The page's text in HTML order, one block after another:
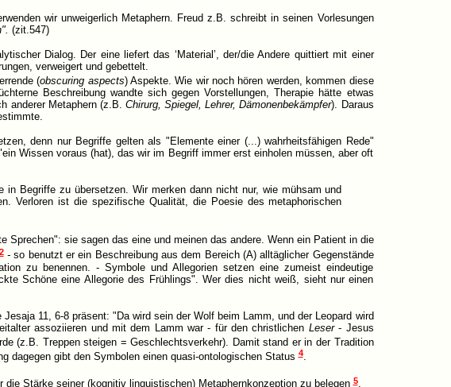
wir unweigerlich Metaphern. Freud z.B. schreibt in seinen Vorlesungen
(zit.547)
Dialog. Der eine liefert das ‘Material’, der/die Andere quittiert mit einer
verweigert und gebettelt.
(obscuring aspects) Aspekte. Wie wir noch hören werden, kommen diese
Beschreibung wandte sich gegen Vorstellungen, Therapie hätte etwas
anderer Metaphern (z.B. Chirurg, Spiegel, Lehrer, Dämonenbekämpfer). Daraus
denn nur Begriffe gelten als "Elemente einer (...) wahrheitsfähigen Rede"
Wissen voraus (hat), das wir im Begriff immer erst einholen müssen, aber oft
Begriffe zu übersetzen. Wir merken dann nicht nur, wie mühsam und
Verloren ist die spezifische Qualität, die Poesie des metaphorischen
Sprechen": sie sagen das eine und meinen das andere. Wenn ein Patient in die
2-so benutzt er ein Beschreibung aus dem Bereich (A) alltäglicher Gegenstände
zu benennen. - Symbole und Allegorien setzen eine zumeist eindeutige
Schöne eine Allegorie des Frühlings". Wer dies nicht weiß, sieht nur einen
11, 6-8 präsent: "Da wird sein der Wolf beim Lamm, und der Leopard wird
assoziieren und mit dem Lamm war - für den christlichen Leser- Jesus
(z.B. Treppen steigen = Geschlechtsverkehr). Damit stand er in der Tradition
dagegen gibt den Symbolen einen quasi-ontologischen Status4.
die Stärke seiner (kognitiv linguistischen) Metaphernkonzeption zu belegen5.